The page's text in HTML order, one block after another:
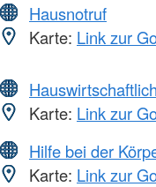
Hausnotruf
Karte: Link zur
Karte: Link zur
Hilfe bei der
Karte: Link zur